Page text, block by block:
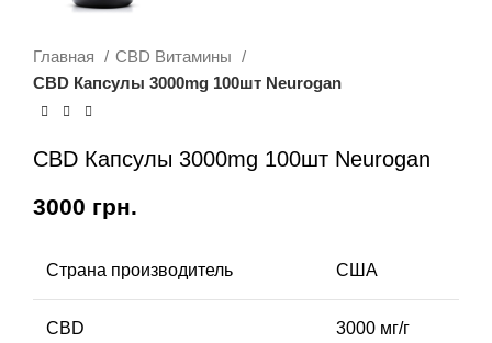
Главная
CBD Витамины
CBD Капсулы 3000mg 100шт Neurogan
CBD Капсулы 3000mg 100шт Neurogan
3000 грн.
Страна производитель США
CBD 3000 мг/г